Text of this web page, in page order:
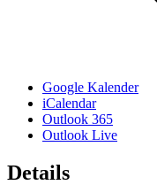
Google Kalender
iCalendar
Outlook 365
Outlook Live
Details